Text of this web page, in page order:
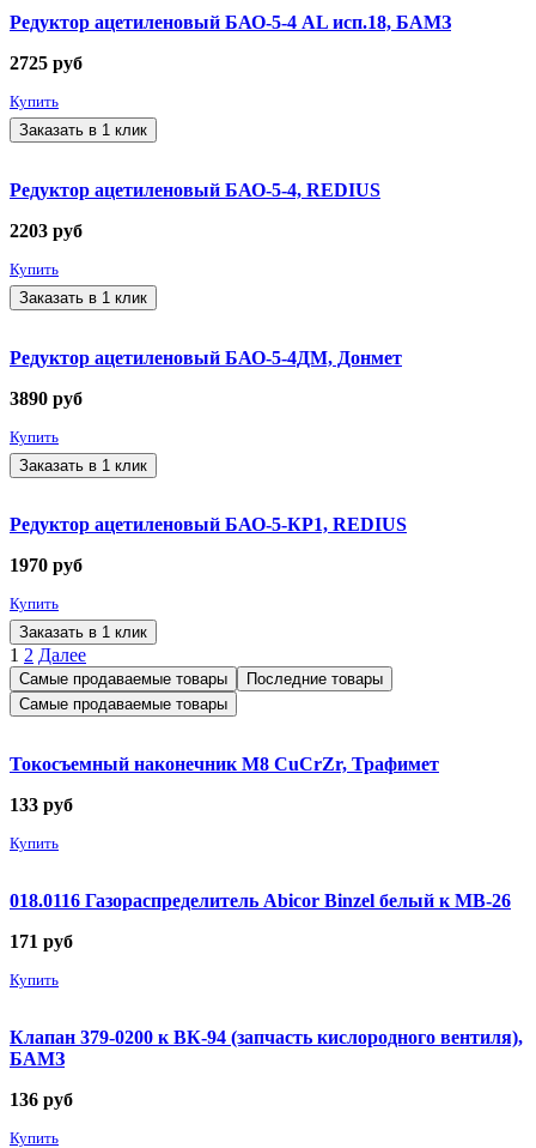
Редуктор ацетиленовый БАО-5-4 AL исп.18, БАМЗ
2725 руб
Купить
Заказать в 1 клик
Редуктор ацетиленовый БАО-5-4, REDIUS
2203 руб
Купить
Заказать в 1 клик
Редуктор ацетиленовый БАО-5-4ДМ, Донмет
3890 руб
Купить
Заказать в 1 клик
Редуктор ацетиленовый БАО-5-КР1, REDIUS
1970 руб
Купить
Заказать в 1 клик
1 2 Далее
Самые продаваемые товары
Последние товары
Самые продаваемые товары
Токосъемный наконечник М8 CuCrZr, Трафимет
133 руб
Купить
018.0116 Газораспределитель Abicor Binzel белый к MB-26
171 руб
Купить
Клапан 379-0200 к ВК-94 (запчасть кислородного вентиля),
БАМЗ
136 руб
Купить